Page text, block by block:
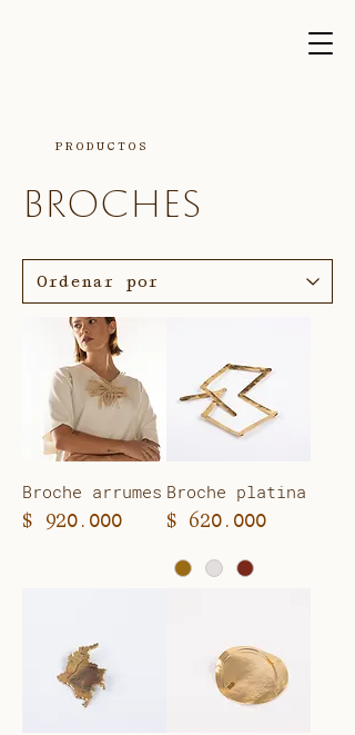
PRODUCTOS
BROCHES
Broche arrumes
Precio
$ 920.000
Broche platina
Precio
$ 620.000